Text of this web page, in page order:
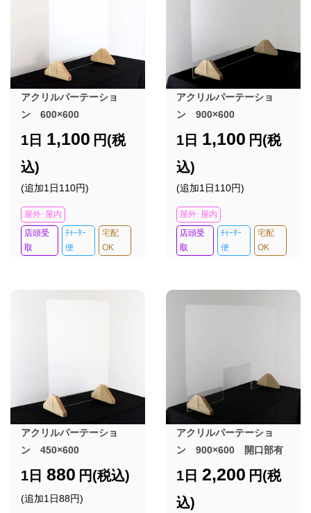
アクリルパーテーショ
ン 600×600
1日 1,100 円(税
込)
(追加1日110円)
屋外･屋内
店頭受
取
ﾁｬｰﾀｰ
便
宅配
OK
アクリルパーテーショ
ン 900×600
1日 1,100 円(税
込)
(追加1日110円)
屋外･屋内
店頭受
取
ﾁｬｰﾀｰ
便
宅配
OK
アクリルパーテーショ
ン 450×600
1日 880 円(税込)
(追加1日88円)
アクリルパーテーショ
ン 900×600 開口部有
1日 2,200 円(税
込)